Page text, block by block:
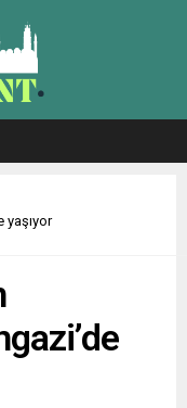
Soruşturması
yaşıyor